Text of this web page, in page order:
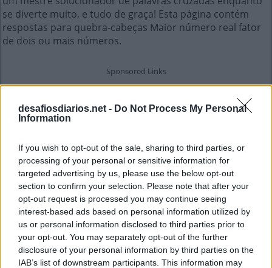
desafiosdiarios.net - Do Not Process My Personal
Information
If you wish to opt-out of the sale, sharing to third parties, or
processing of your personal or sensitive information for
targeted advertising by us, please use the below opt-out
section to confirm your selection. Please note that after your
opt-out request is processed you may continue seeing
interest-based ads based on personal information utilized by
us or personal information disclosed to third parties prior to
your opt-out. You may separately opt-out of the further
disclosure of your personal information by third parties on the
IAB’s list of downstream participants. This information may
se diverte muito, e tudo de graça! Esta página contém
respostas para quebra-cabeças Maior número real fator
de dois ou mais números.